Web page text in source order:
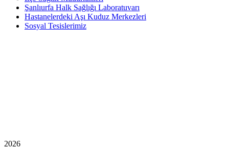
Şanlıurfa Halk Sağlığı Laboratuvarı
Hastanelerdeki Aşı Kuduz Merkezleri
Sosyal Tesislerimiz
2026